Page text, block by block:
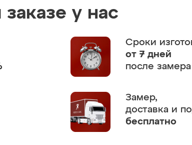
у нас
Сроки
от 7 дней
после замера
Замер,
доставка и
бесплатно